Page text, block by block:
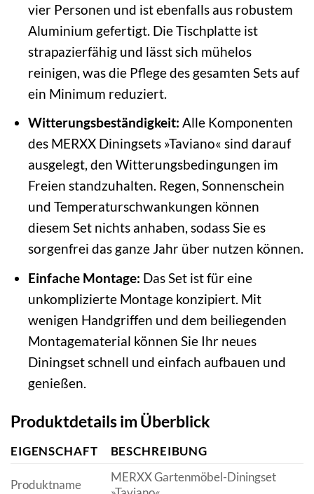
vier Personen und ist ebenfalls aus robustem
Aluminium gefertigt. Die Tischplatte ist
strapazierfähig und lässt sich mühelos
reinigen, was die Pflege des gesamten Sets auf
ein Minimum reduziert.
Witterungsbeständigkeit: Alle Komponenten
des MERXX Diningsets »Taviano« sind darauf
ausgelegt, den Witterungsbedingungen im
Freien standzuhalten. Regen, Sonnenschein
und Temperaturschwankungen können
diesem Set nichts anhaben, sodass Sie es
sorgenfrei das ganze Jahr über nutzen können.
Einfache Montage: Das Set ist für eine
unkomplizierte Montage konzipiert. Mit
wenigen Handgriffen und dem beiliegenden
Montagematerial können Sie Ihr neues
Diningset schnell und einfach aufbauen und
genießen.
Produktdetails im Überblick
EIGENSCHAFT BESCHREIBUNG
Produktname
MERXX Gartenmöbel-Diningset